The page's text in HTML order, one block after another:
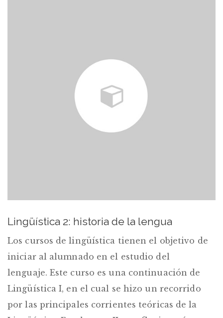
Lingüística 2: historia de la lengua
Los cursos de lingüística tienen el objetivo de
iniciar al alumnado en el estudio del
lenguaje. Este curso es una continuación de
Lingüística I, en el cual se hizo un recorrido
por las principales corrientes teóricas de la